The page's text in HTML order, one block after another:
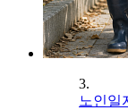
3.
노인일